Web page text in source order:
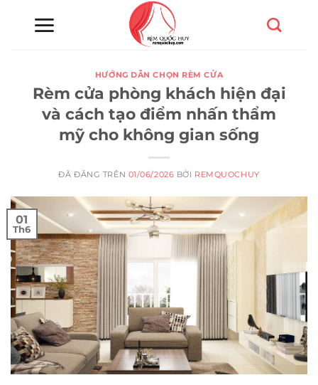
HƯỚNG DẪN CHỌN RÈM CỬA
Rèm cửa phòng khách hiện đại
và cách tạo điểm nhấn thẩm
mỹ cho không gian sống
ĐÃ ĐĂNG TRÊN 01/06/2026 BỞI REMQUOCHUY
01
Th6